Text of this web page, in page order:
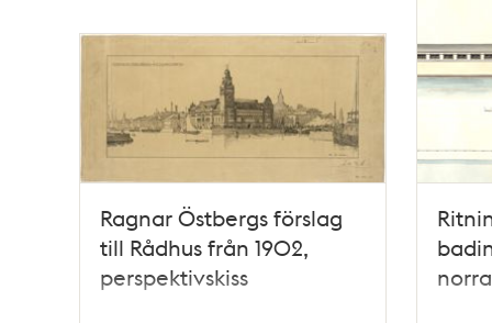
Ragnar Östbergs förslag
till Rådhus från 1902,
perspektivskiss